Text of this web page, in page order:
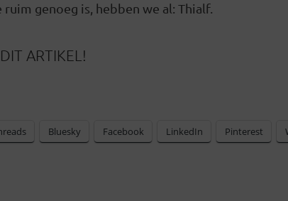
ruim genoeg is, hebben we al: Thialf.
ARTIKEL!
Bluesky Facebook LinkedIn Pinterest